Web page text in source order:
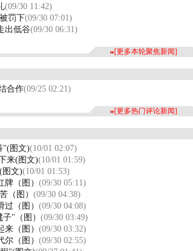
(09/30 11:42)
罚下(09/30 07:01)
出低谷(09/30 06:31)
[更多本轮聚焦新闻]
合作(09/25 02:21)
[更多热门评论新闻]
"(图文)(10/01 02:07)
来(图文)(10/01 01:59)
图文)(10/01 01:53)
（图） (09/30 05:11)
（图） (09/30 04:38)
（图） (09/30 04:08)
"（图） (09/30 03:49)
（图） (09/30 03:32)
（图） (09/30 02:55)